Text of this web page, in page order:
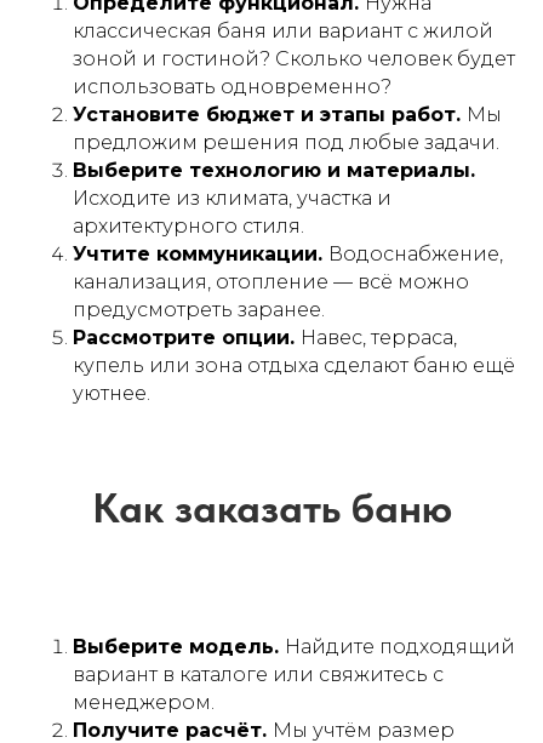
классическая баня или вариант с жилой
зоной и гостиной? Сколько человек будет
использовать одновременно?
Установите бюджет и этапы работ. Мы
предложим решения под любые задачи.
Выберите технологию и материалы.
Исходите из климата, участка и
архитектурного стиля.
Учтите коммуникации. Водоснабжение,
канализация, отопление — всё можно
предусмотреть заранее.
Рассмотрите опции. Навес, терраса,
купель или зона отдыха сделают баню ещё
уютнее.
Выберите модель. Найдите подходящий
вариант в каталоге или свяжитесь с
менеджером.
Получите расчёт. Мы учтём размер